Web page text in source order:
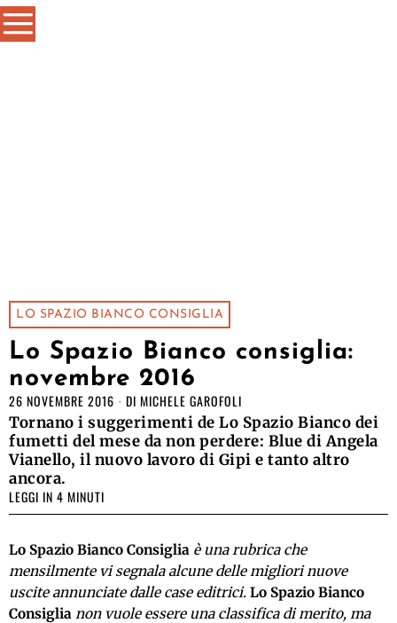
LO SPAZIO BIANCO CONSIGLIA
Lo Spazio Bianco consiglia:
novembre 2016
26 NOVEMBRE 2016 DI MICHELE GAROFOLI
Tornano i suggerimenti de Lo Spazio Bianco dei
fumetti del mese da non perdere: Blue di Angela
Vianello, il nuovo lavoro di Gipi e tanto altro
ancora.
LEGGI IN 4 MINUTI
Lo Spazio Bianco Consiglia è una rubrica che
mensilmente vi segnala alcune delle migliori nuove
uscite annunciate dalle case editrici. Lo Spazio Bianco
Consiglia non vuole essere una classifica di merito, ma